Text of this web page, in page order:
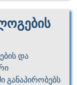
და
განაპირობებს